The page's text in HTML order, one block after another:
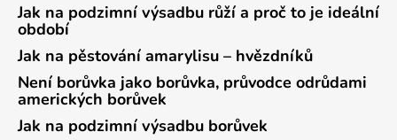
Jak na podzimní výsadbu růží a proč to je ideální
období
Jak na pěstování amarylisu – hvězdníků
Není borůvka jako borůvka, průvodce odrůdami
amerických borůvek
Jak na podzimní výsadbu borůvek